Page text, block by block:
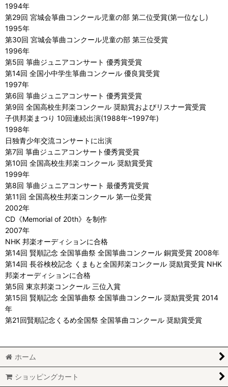
1994年
第29回 宮城会箏曲コンクール児童の部 第二位受賞(第一位なし)
1995年
第30回 宮城会箏曲コンクール児童の部 第三位受賞
1996年
第5回 箏曲ジュニアコンサート 優秀賞受賞
第14回 全国小中学生箏曲コンクール 優良賞受賞
1997年
第6回 箏曲ジュニアコンサート 優秀賞受賞
第9回 全国高校生邦楽コンクール 奨励賞およびリスナー賞受賞
子供邦楽まつり 10回連続出演(1988年~1997年)
1998年
日独青少年交流コンサートに出演
第7回 箏曲ジュニアコンサート優秀賞受賞
第10回 全国高校生邦楽コンクール 奨励賞受賞
1999年
第8回 箏曲ジュニアコンサート 最優秀賞受賞
第11回 全国高校生邦楽コンクール 第一位受賞
2002年
CD《Memorial of 20th》を制作
2007年
NHK 邦楽オーディションに合格
第14回 賢順記念 全国箏曲祭 全国箏曲コンクール 銅賞受賞 2008年
第14回 長谷検校記念 くまもと全国邦楽コンクール 奨励賞受賞 NHK
邦楽オーディションに合格
第5回 東京邦楽コンクール 三位入賞
第15回 賢順記念 全国箏曲祭 全国箏曲コンクール 奨励賞受賞 2014
年
第21回賢順記念くるめ全国祭 全国箏曲コンクール 奨励賞受賞
ホーム
ショッピングカート